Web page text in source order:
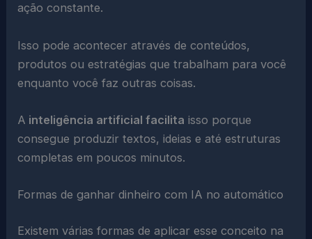
ação constante.
Isso pode acontecer através de conteúdos,
produtos ou estratégias que trabalham para você
enquanto você faz outras coisas.
A inteligência artificial facilita isso porque
consegue produzir textos, ideias e até estruturas
completas em poucos minutos.
Formas de ganhar dinheiro com IA no automático
Existem várias formas de aplicar esse conceito na